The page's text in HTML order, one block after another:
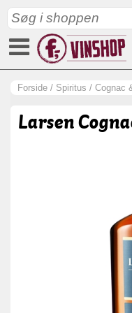
Forside / Spiritus / Cognac
Larsen